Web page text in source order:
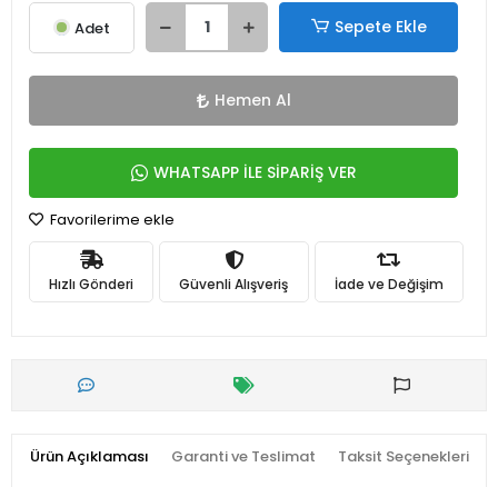
Adet Sepete Ekle
Hemen Al
WHATSAPP İLE SİPARİŞ VER
Favorilerime ekle
Hızlı Gönderi Güvenli Alışveriş İade ve Değişim
Ürün Açıklaması Garanti ve Teslimat Taksit Seçenekleri